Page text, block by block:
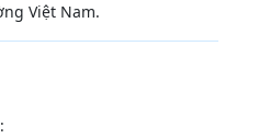
Việt Nam.